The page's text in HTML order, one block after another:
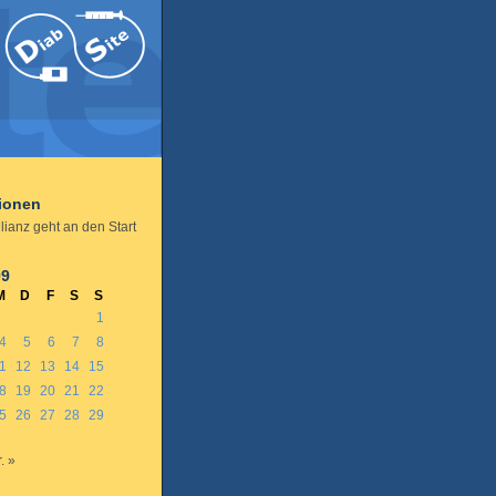
geht an den Start
D F S
S
1
4 5 6 7
8
12 13 14
15
19 20 21
22
26 27 28
29
»